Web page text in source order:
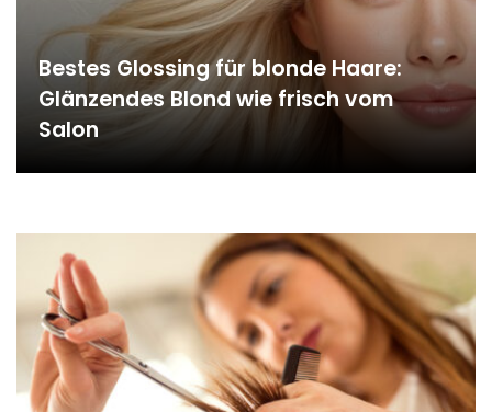
Bestes Glossing für blonde Haare:
Glänzendes Blond wie frisch vom
Salon